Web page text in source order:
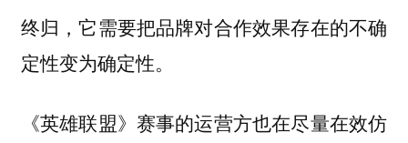
终归，它需要把品牌对合作效果存在的不确
定性变为确定性。
《英雄联盟》赛事的运营方也在尽量在效仿